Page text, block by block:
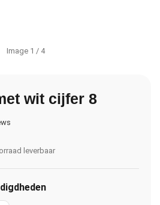
Image 1 / 4
wit cijfer 8
leverbaar